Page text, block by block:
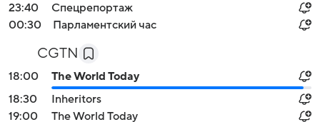
23:40
Спецрепортаж
00:30
Парламентский час
CGTN
18:00
The World Today
18:30
Inheritors
19:00
The World Today